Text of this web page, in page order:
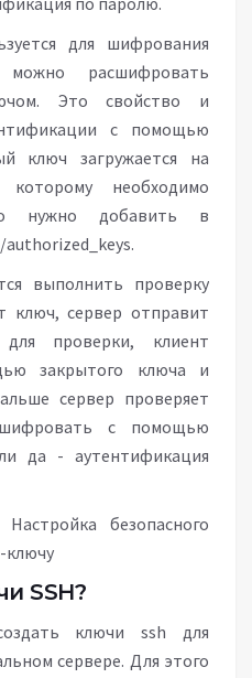
для шифрования
расшифровать
Это свойство и
с помощью
ключ загружается на
необходимо
нужно добавить в
выполнить проверку
ключ, сервер отправит
проверки, клиент
закрытого ключа и
сервер проверяет
с помощью
да - аутентификация
SSH?
ключи ssh для
сервере. Для этого